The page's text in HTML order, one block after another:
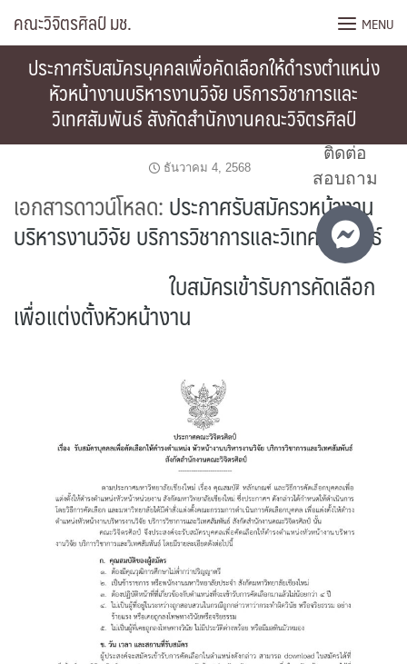
คณะวิจิตรศิลป์ มช. MENU
ประกาศรับสมัครบุคคลเพื่อคัดเลือกให้ดำรงตำแหน่ง
หัวหน้างานบริหารงานวิจัย บริการวิชาการและ
วิเทศสัมพันธ์ สังกัดสำนักงานคณะวิจิตรศิลป์
ธันวาคม 4, 2568
เอกสารดาวน์โหลด:ประกาศรับสมัครวหน้างาน
บริหารงานวิจัย บริการวิชาการและวิเทศสัมพันธ์
ใบสมัครเข้ารับการคัดเลือก
เพื่อแต่งตั้งหัวหน้างาน
ติดต่อ
สอบถาม